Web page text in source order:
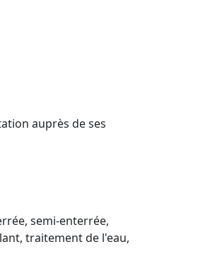
auprès de ses
semi-enterrée,
traitement de l'eau,